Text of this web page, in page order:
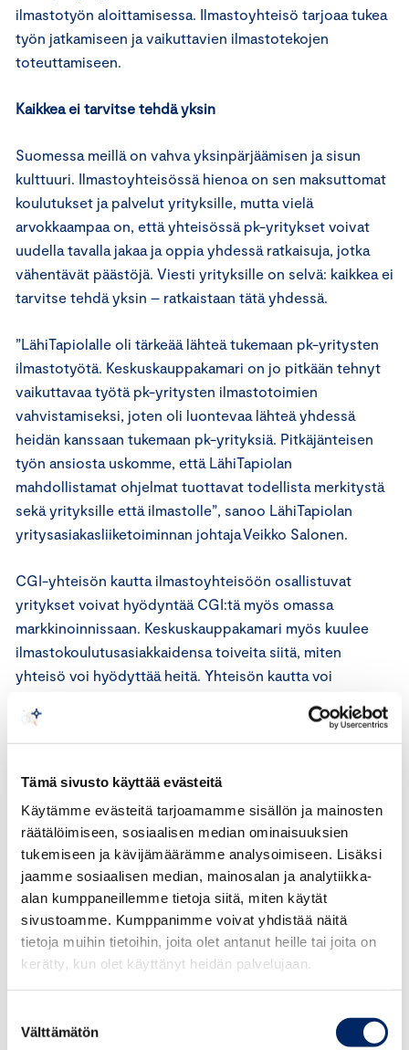
Tämä sivusto käyttää evästeitä
Käytämme evästeitä tarjoamamme sisällön ja mainosten
räätälöimiseen, sosiaalisen median ominaisuuksien
tukemiseen ja kävijämäärämme analysoimiseen. Lisäksi
jaamme sosiaalisen median, mainosalan ja analytiikka-
alan kumppaneillemme tietoja siitä, miten käytät
sivustoamme. Kumppanimme voivat yhdistää näitä
tietoja muihin tietoihin, joita olet antanut heille tai joita on
kerätty, kun olet käyttänyt heidän palvelujaan.
valinta
Välttämätön
ilmastotyön aloittamisessa. Ilmastoyhteisö tarjoaa tukea
työn jatkamiseen ja vaikuttavien ilmastotekojen
toteuttamiseen.
Kaikkea ei tarvitse tehdä yksin
Suomessa meillä on vahva yksinpärjäämisen ja sisun
kulttuuri. Ilmastoyhteisössä hienoa on sen maksuttomat
koulutukset ja palvelut yrityksille, mutta vielä
arvokkaampaa on, että yhteisössä pk-yritykset voivat
uudella tavalla jakaa ja oppia yhdessä ratkaisuja, jotka
vähentävät päästöjä. Viesti yrityksille on selvä: kaikkea ei
tarvitse tehdä yksin – ratkaistaan tätä yhdessä.
”LähiTapiolalle oli tärkeää lähteä tukemaan pk-yritysten
ilmastotyötä. Keskuskauppakamari on jo pitkään tehnyt
vaikuttavaa työtä pk-yritysten ilmastotoimien
vahvistamiseksi, joten oli luontevaa lähteä yhdessä
heidän kanssaan tukemaan pk-yrityksiä. Pitkäjänteisen
työn ansiosta uskomme, että LähiTapiolan
mahdollistamat ohjelmat tuottavat todellista merkitystä
sekä yrityksille että ilmastolle”, sanoo LähiTapiolan
yritysasiakasliiketoiminnan johtaja Veikko Salonen.
CGI-yhteisön kautta ilmastoyhteisöön osallistuvat
yritykset voivat hyödyntää CGI:tä myös omassa
markkinoinnissaan. Keskuskauppakamari myös kuulee
ilmastokoulutusasiakkaidensa toiveita siitä, miten
yhteisö voi hyödyttää heitä. Yhteisön kautta voi
Positiivinen esimerkki kasvattaa vaikuttavuutta
Positiivinen esimerkki kasvattaa vaikuttavuutta. Mitä
laajemmin yritysten ilmastotyön vaikutukset ovat
tiedossa, sen todennäköisemmin muissakin maissa
löytyy toimijoita, jotka päättävät lähteä tukemaan pk-
yrityksiä ilmastotyössä.
”Esimerkkiä näyttämällä Keskuskauppakamari rohkaisee
elinkeinoelämää tukemaan pk-yritysten ilmastoyötä
koko Suomen päästöihin”, sanoo Keskuskauppakamarin